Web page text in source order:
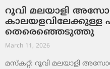
റൂവി മലയാളി
കാലയളവിലേക്കുള്ള
തെരെഞ്ഞെടുത്തു
March 11, 2026
മസ്കറ്റ്: റൂവി മലയാളി